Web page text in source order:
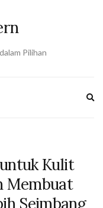
Pilihan
Kulit
Membuat
Seimbang